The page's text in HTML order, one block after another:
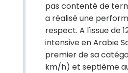
pas contenté de
a réalisé une
respect. A l'issue de
intensive en Arabie
premier de sa
km/h) et septième